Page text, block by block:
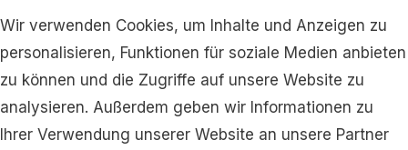
Wir verwenden Cookies, um Inhalte und Anzeigen zu
personalisieren, Funktionen für soziale Medien anbieten
zu können und die Zugriffe auf unsere Website zu
analysieren. Außerdem geben wir Informationen zu
Ihrer Verwendung unserer Website an unsere Partner